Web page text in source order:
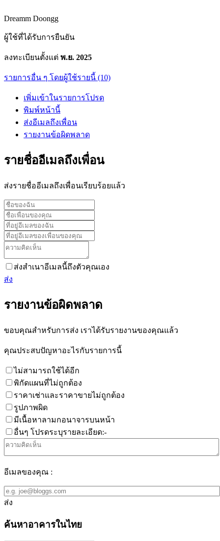
Dreamm Doongg
ผู้ใช้ที่ได้รับการยืนยัน
ลงทะเบียนตั้งแต่ พ.ย. 2025
รายการอื่น ๆ โดยผู้ใช้รายนี้ (10)
เพิ่มเข้าในรายการโปรด
พิมพ์หน้านี้
ส่งอีเมลถึงเพื่อน
รายงานข้อผิดพลาด
รายชื่ออีเมลถึงเพื่อน
ส่งรายชื่ออีเมลถึงเพื่อนเรียบร้อยแล้ว
ส่งสำเนาอีเมลนี้ถึงตัวคุณเอง
ส่ง
รายงานข้อผิดพลาด
ขอบคุณสำหรับการส่ง เราได้รับรายงานของคุณแล้ว
คุณประสบปัญหาอะไรกับรายการนี้
ไม่สามารถใช้ได้อีก
พิกัดแผนที่ไม่ถูกต้อง
ราคาเช่าและราคาขายไม่ถูกต้อง
รูปภาพผิด
มีเนื้อหาลามกอนาจารบนหน้า
อื่นๆ โปรดระบุรายละเอียด:-
อีเมลของคุณ :
ส่ง
ค้นหาอาคารในไทย